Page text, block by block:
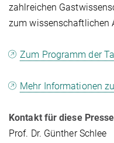
zahlreichen
zum wissenschaftlichen
Zum Programm der
Mehr Informationen
Kontakt für diese
Prof. Dr. Günther Schlee